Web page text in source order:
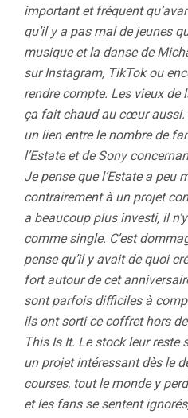
important et fréquent
qu’il y a pas mal de jeunes
musique et la danse de
sur Instagram, TikTok ou
rendre compte. Les vieux
ça fait chaud au cœur aussi.
un lien entre le nombre de
l’Estate et de Sony
Je pense que l’Estate a peu
contrairement à un projet
a beaucoup plus investi, il
comme single. C’est
pense qu’il y avait de quoi
fort autour de cet
sont parfois difficiles à
ils ont sorti ce coffret hors
This Is It. Le stock leur reste
un projet intéressant dès le
courses, tout le monde y
et les fans se sentent